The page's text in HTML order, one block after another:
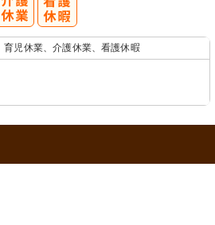
育児休業、介護休業、看護休暇